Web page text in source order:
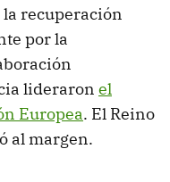
recuperación
por la
lideraron el
Europea. El Reino
al margen.